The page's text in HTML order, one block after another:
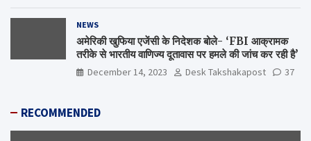
NEWS
अमेरिकी खुफिया एजेंसी के निदेशक बोले- ‘FBI आक्रामक
तरीके से भारतीय वाणिज्य दूतावास पर हमले की जांच कर रही है’
December 14, 2023 Desk Takshakapost 37
RECOMMENDED